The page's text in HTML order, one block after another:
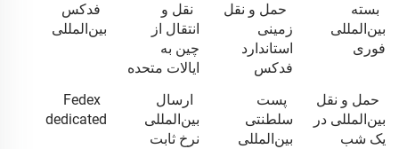
بسته
بین‌المللی
فوری
حمل و نقل
زمینی
استاندارد
فدکس
نقل و
انتقال از
چین به
ایالات متحده
فدکس
بین‌المللی
حمل و نقل
بین‌المللی در
یک شب
پست
سلطنتی
بین‌المللی
ارسال
بین‌المللی
نرخ ثابت
Fedex
dedicated